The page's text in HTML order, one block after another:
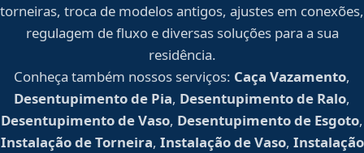
torneiras, troca de modelos antigos, ajustes em conexões,
regulagem de fluxo e diversas soluções para a sua
residência.
Conheça também nossos serviços: Caça Vazamento,
Desentupimento de Pia, Desentupimento de Ralo,
Desentupimento de Vaso, Desentupimento de Esgoto,
Instalação de Torneira, Instalação de Vaso, Instalação